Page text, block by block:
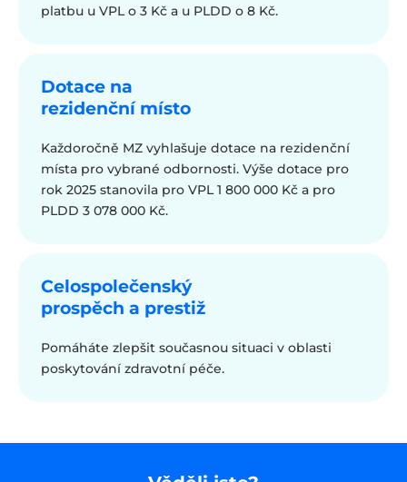
platbu u VPL o 3 Kč a u PLDD o 8 Kč.
Dotace na
rezidenční místo
Každoročně MZ vyhlašuje dotace na rezidenční
místa pro vybrané odbornosti. Výše dotace pro
rok 2025 stanovila pro VPL 1 800 000 Kč a pro
PLDD 3 078 000 Kč.
Celospolečenský
prospěch a prestiž
Pomáháte zlepšit současnou situaci v oblasti
poskytování zdravotní péče.